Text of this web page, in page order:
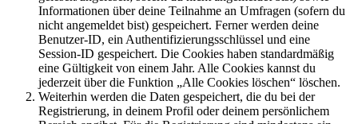
Informationen über deine Teilnahme an Umfragen (sofern du
nicht angemeldet bist) gespeichert. Ferner werden deine
Benutzer-ID, ein Authentifizierungsschlüssel und eine
Session-ID gespeichert. Die Cookies haben standardmäßig
eine Gültigkeit von einem Jahr. Alle Cookies kannst du
jederzeit über die Funktion „Alle Cookies löschen“ löschen.
Weiterhin werden die Daten gespeichert, die du bei der
Registrierung, in deinem Profil oder deinem persönlichem